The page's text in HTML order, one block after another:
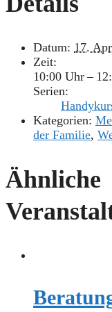
Datum: 17.
Zeit:
10:00 Uhr –
Serien:
Kategorien:
der Familie,
Ähnliche